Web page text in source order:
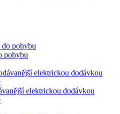
pohybu
elektrickou dodávkou